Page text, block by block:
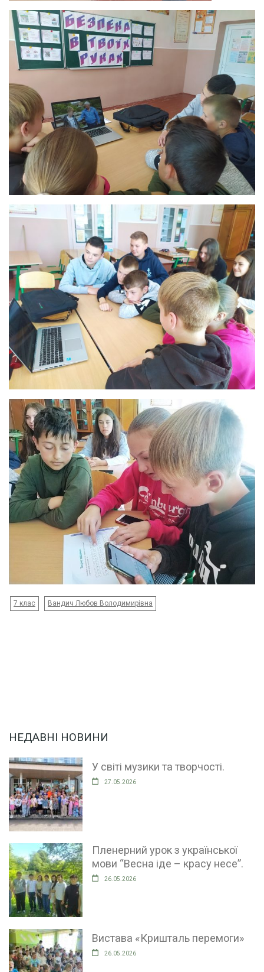
7 клас Вандич Любов Володимирівна
НЕДАВНІ НОВИНИ
У світі музики та творчості.
27.05.2026
Пленерний урок з української
мови “Весна іде – красу несе”.
26.05.2026
Вистава «Кришталь перемоги»
26.05.2026